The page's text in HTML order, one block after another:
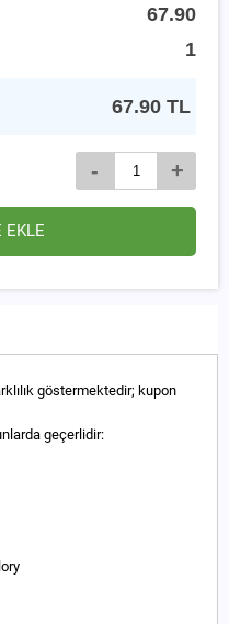
67.90
1
67.90 TL
- +
EKLE
göstermektedir; kupon
geçerlidir: